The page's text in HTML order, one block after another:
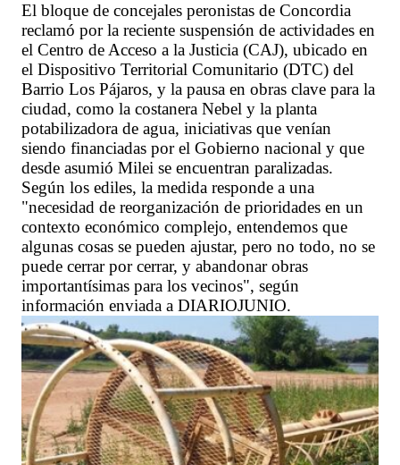
El bloque de concejales peronistas de Concordia
reclamó por la reciente suspensión de actividades en
el Centro de Acceso a la Justicia (CAJ), ubicado en
el Dispositivo Territorial Comunitario (DTC) del
Barrio Los Pájaros, y la pausa en obras clave para la
ciudad, como la costanera Nebel y la planta
potabilizadora de agua, iniciativas que venían
siendo financiadas por el Gobierno nacional y que
desde asumió Milei se encuentran paralizadas.
Según los ediles, la medida responde a una
"necesidad de reorganización de prioridades en un
contexto económico complejo, entendemos que
algunas cosas se pueden ajustar, pero no todo, no se
puede cerrar por cerrar, y abandonar obras
importantísimas para los vecinos", según
información enviada a DIARIOJUNIO.